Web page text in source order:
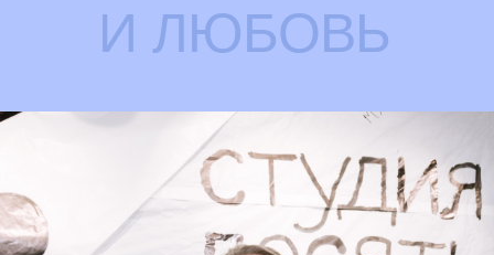
Лауреат премий Станиславского, Олега Табакова,
Михаила Царева, Золотая маска, кавалер ордена
Достоевского, других российских и международных
генеральный
партнер
© 2026 студия десять